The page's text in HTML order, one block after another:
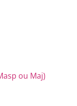
ou Maj)